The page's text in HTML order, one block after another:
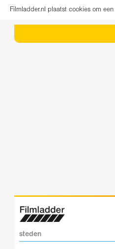
Filmladder.nl plaatst cookies om
steden